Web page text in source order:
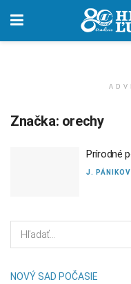
Značka: orechy
Prírodné
J.
NOVÝ SAD POČASIE